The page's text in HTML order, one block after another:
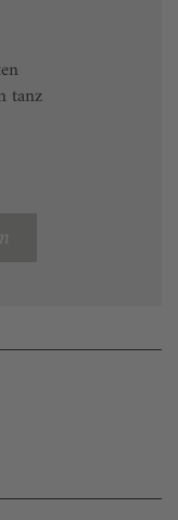
tanz